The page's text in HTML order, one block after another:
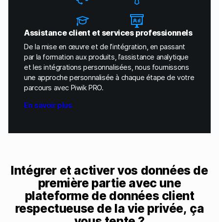
Assistance client et services professionnels
De la mise en œuvre et de l’intégration, en passant
par la formation aux produits, l’assistance analytique
et les intégrations personnalisées, nous fournissons
une approche personnalisée à chaque étape de votre
parcours avec Piwik PRO.
En savoir plus
Intégrer et activer vos données de
première partie avec une
plateforme de données client
respectueuse de la vie privée, ça